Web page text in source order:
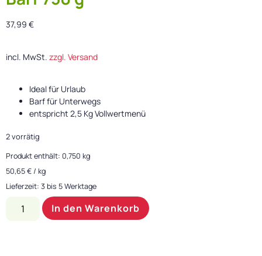
37,99 €
incl. MwSt. zzgl. Versand
Ideal für Urlaub
Barf für Unterwegs
entspricht 2,5 Kg Vollwertmenü
2 vorrätig
Produkt enthält: 0,750 kg
50,65€/ kg
Lieferzeit: 3 bis 5 Werktage
In den Warenkorb